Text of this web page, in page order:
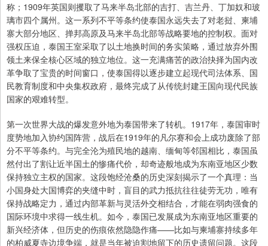
称；1909年英国则攫取了马来半岛北部的吉打、吉兰丹、丁加奴和玻
璃市四个属州。这一系列不平等条约使泰国永远失去了对老挝、柬埔
寨大部分地区、掸邦高原及马来半岛北部等战略要地的控制权。面对
强权压迫，泰国王室采取了以土地换时间的务实策略，通过放弃外围
领土来保全核心区域的独立地位。这一充满痛苦的政治抉择为国内改
革争取了宝贵的时间窗口，使泰国得以逐步建立起现代司法体系、国
民教育制度和中央集权政府，最终完成了从传统封建王国向现代民族
国家的艰难转型。
第一次世界大战的爆发意外地为泰国带来了转机。1917年，泰国审时
度势地加入协约国阵营，战后在1919年的凡尔赛和会上成功废除了部
分不平等条约。与完全沦为殖民地的越南、缅甸等邻国相比，泰国虽
然付出了割让近半国土的惨痛代价，却奇迹般地成为东南亚地区少数
保持独立主权的国家。这段饱经沧桑的历史深刻揭示了一个真理：当
小国身处大国博弈的夹缝中时，盲目的武力抵抗往往徒劳无功，唯有
保持战略定力，通过内部革新与灵活外交相结合，才能在弱肉强食的
国际环境中求得一线生机。如今，泰国已发展成为东南亚地区重要的
新兴经济体，但历史的伤痕依然隐隐作痛——比如与柬埔寨持续多年
的柏威夏寺边境争端，就是当年被迫割地留下的历史遗留问题。这段